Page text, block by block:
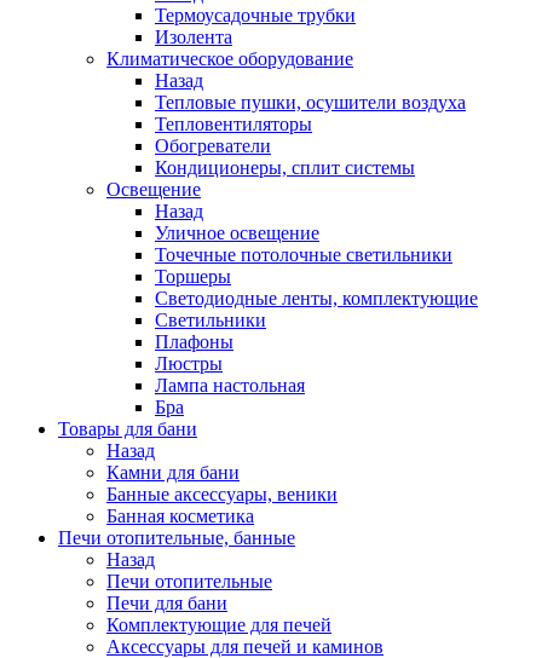
Термоусадочные трубки
Изолента
Климатическое оборудование
Назад
Тепловые пушки, осушители воздуха
Тепловентиляторы
Обогреватели
Кондиционеры, сплит системы
Освещение
Назад
Уличное освещение
Точечные потолочные светильники
Торшеры
Светодиодные ленты, комплектующие
Светильники
Плафоны
Люстры
Лампа настольная
Бра
Товары для бани
Назад
Камни для бани
Банные аксессуары, веники
Банная косметика
Печи отопительные, банные
Назад
Печи отопительные
Печи для бани
Комплектующие для печей
Аксессуары для печей и каминов